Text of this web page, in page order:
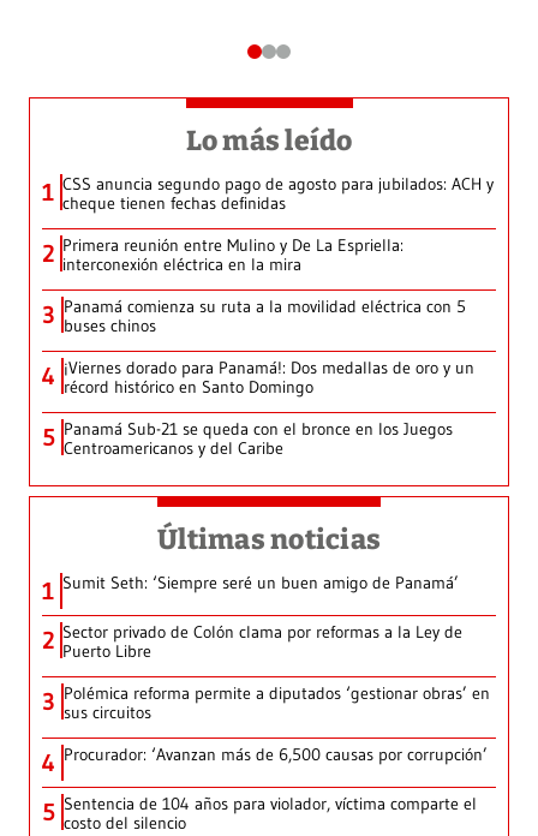
Lo más leído
1 CSS anuncia segundo pago de agosto para jubilados: ACH y
cheque tienen fechas definidas
2 Primera reunión entre Mulino y De La Espriella:
interconexión eléctrica en la mira
3 Panamá comienza su ruta a la movilidad eléctrica con 5
buses chinos
4 ¡Viernes dorado para Panamá!: Dos medallas de oro y un
récord histórico en Santo Domingo
5 Panamá Sub-21 se queda con el bronce en los Juegos
Centroamericanos y del Caribe
Últimas noticias
1 Sumit Seth: ‘Siempre seré un buen amigo de Panamá’
2 Sector privado de Colón clama por reformas a la Ley de
Puerto Libre
3 Polémica reforma permite a diputados ‘gestionar obras’ en
sus circuitos
4 Procurador: ‘Avanzan más de 6,500 causas por corrupción’
5 Sentencia de 104 años para violador, víctima comparte el
costo del silencio